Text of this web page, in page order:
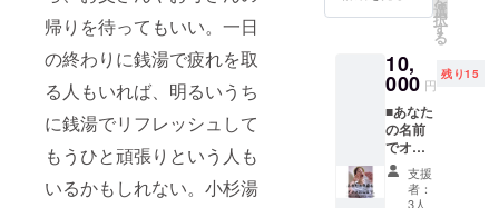
帰りを待ってもいい。一日
の終わりに銭湯で疲れを取
る人もいれば、明るいうち
に銭湯でリフレッシュして
もうひと頑張りという人も
いるかもしれない。小杉湯
紳平と結
海外でも踊
る。また舞
台に限らず
PVや静止画
など活動の
幅を広げ
「comp
nothing
ness」
をリ
リース
大量に
余った
500枚の
在庫を
ここ最
はな
KIIMAN
さんの
個性的
でかわ
いいア
クセサ
リーも
購入可
能です
L】より
けま
す。
アー
ティス
ト
KIIMAN
さんと
刺繍
円=ご縁が無限大
選
択
す
る
10,
000 円
残り15
■あなた
の名前
でオリ
ジナル
ダンス
をつく
支援
者：
3人